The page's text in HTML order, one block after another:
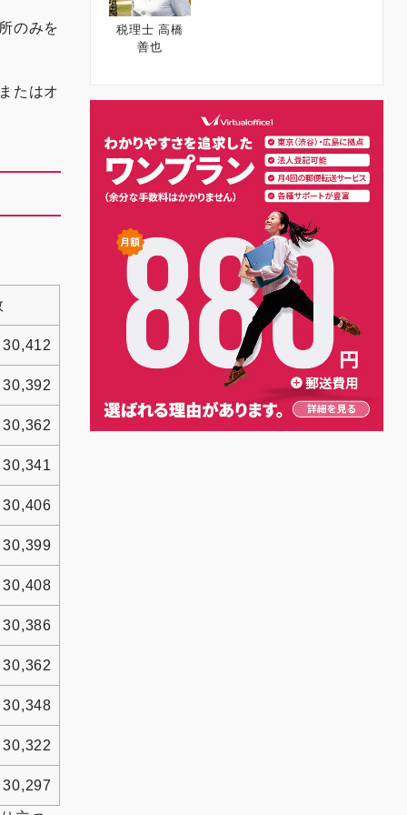
のみを
たはオ
30,412
30,392
30,362
30,341
30,406
30,399
30,408
30,386
30,362
30,348
30,322
30,297
税理士 高橋
善也